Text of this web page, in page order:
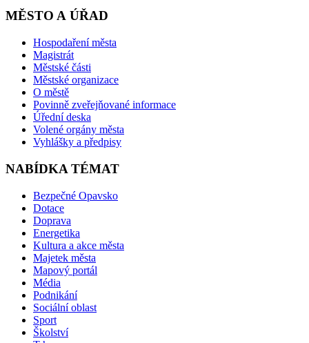
MĚSTO A ÚŘAD
Hospodaření města
Magistrát
Městské části
Městské organizace
O městě
Povinně zveřejňované informace
Úřední deska
Volené orgány města
Vyhlášky a předpisy
NABÍDKA TÉMAT
Bezpečné Opavsko
Dotace
Doprava
Energetika
Kultura a akce města
Majetek města
Mapový portál
Média
Podnikání
Sociální oblast
Sport
Školství